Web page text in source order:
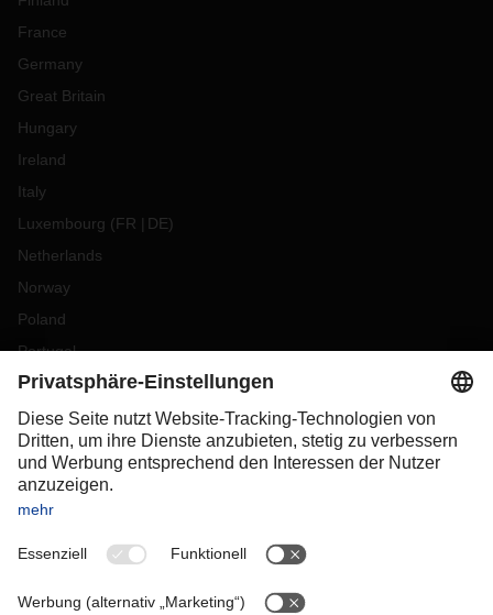
France
Germany
Great Britain
Hungary
Ireland
Italy
Luxembourg (FR DE)
Netherlands
Norway
Poland
Portugal
Romania
Slovakia
Spain
Sweden
Switzerland
OCEANIA